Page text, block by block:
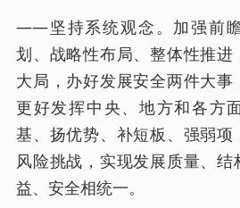
——坚持系统观念。加强前
划、战略性布局、整体性推进
大局，办好发展安全两件大事
更好发挥中央、地方和各方
基、扬优势、补短板、强弱项
风险挑战，实现发展质量、
益、安全相统一。